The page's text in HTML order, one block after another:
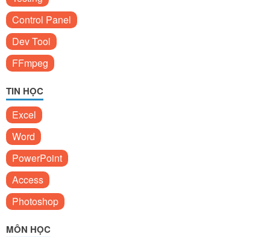
Control Panel
Dev Tool
FFmpeg
TIN HỌC
Excel
Word
PowerPoint
Access
Photoshop
MÔN HỌC